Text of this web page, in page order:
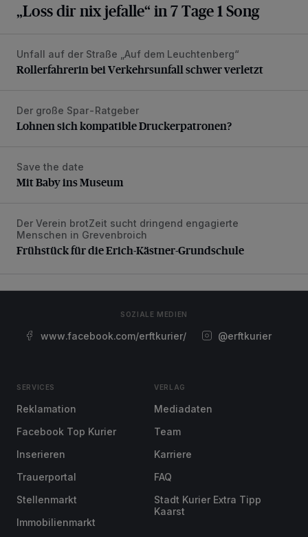
„Loss dir nix jefalle“ in 7 Tage 1 Song
Rollerfahrerin bei Verkehrsunfall schwer verletzt
Unfall auf der Straße „Auf dem Leuchtenberg“
Rollerfahrerin bei Verkehrsunfall schwer verletzt
Lohnen sich kompatible Druckerpatronen?
Der große Spar-Ratgeber
Lohnen sich kompatible Druckerpatronen?
Mit Baby ins Museum
Save the date
Mit Baby ins Museum
Frühstück für die Erich-Kästner-Grundschule
Der Verein brotZeit sucht dringend engagierte
Menschen in Grevenbroich
Frühstück für die Erich-Kästner-Grundschule
SOZIALE MEDIEN
www.facebook.com/erftkurier/ @erftkurier
SERVICES
Reklamation
Facebook Top Kurier
Inserieren
Trauerportal
Stellenmarkt
Immobilienmarkt
VERLAG
Mediadaten
Team
Karriere
FAQ
Stadt Kurier Extra Tipp
Kaarst